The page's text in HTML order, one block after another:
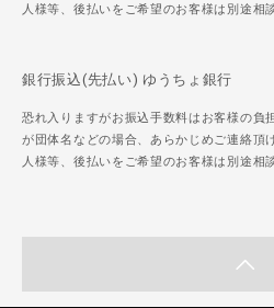
人様等、後払いをご希望のお客様は別途相
銀行振込(先払い) ゆうちょ銀行
恐れ入りますがお振込手数料はお客様の負
が団体名などの場合、あらかじめご連絡頂
人様等、後払いをご希望のお客様は別途相